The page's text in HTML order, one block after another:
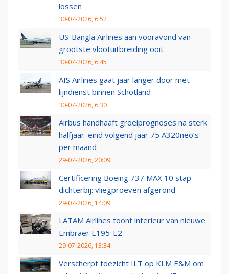
lossen
30-07-2026, 6:52
US-Bangla Airlines aan vooravond van
grootste vlootuitbreiding ooit
30-07-2026, 6:45
AIS Airlines gaat jaar langer door met
lijndienst binnen Schotland
30-07-2026, 6:30
Airbus handhaaft groeiprognoses na sterk
halfjaar: eind volgend jaar 75 A320neo’s
per maand
29-07-2026, 20:09
Certificering Boeing 737 MAX 10 stap
dichterbij: vliegproeven afgerond
29-07-2026, 14:09
LATAM Airlines toont interieur van nieuwe
Embraer E195-E2
29-07-2026, 13:34
Verscherpt toezicht ILT op KLM E&M om